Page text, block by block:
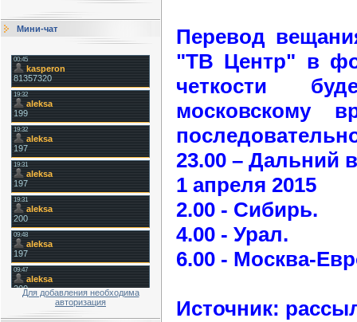
Мини-чат
Для добавления необходима
авторизация
Перевод
"ТВ Центр" в
четкости
московскому
23.00 – Дальний
1 апреля 2015
2.00 - Сибирь.
4.00 - Урал.
6.00 - Москва-
Источник: